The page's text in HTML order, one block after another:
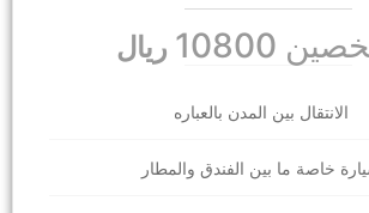
10800 ريال
الانتقال بين المدن بالعباره
خاصة ما بين الفندق والمطار